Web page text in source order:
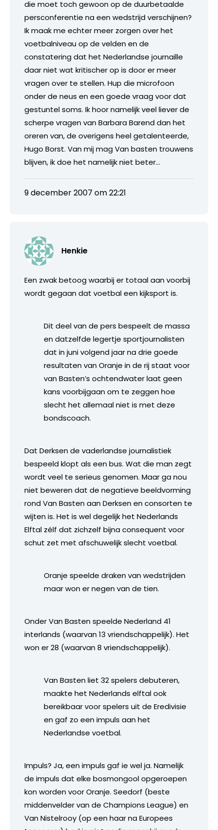
die moet toch gewoon op de duurbetaalde
persconferentie na een wedstrijd verschijnen?
Ik maak me echter meer zorgen over het
voetbalniveau op de velden en de
constatering dat het Nederlandse journaille
daar niet wat kritischer op is door er meer
vragen over te stellen. Hup die microfoon
onder de neus en een goede vraag voor dat
gestuntel soms. Ik hoor namelijk veel liever de
scherpe vragen van Barbara Barend dan het
oreren van, de overigens heel getalenteerde,
Hugo Borst. Van mij mag Van basten trouwens
blijven, ik doe het namelijk niet beter…
9 december 2007 om 22:21
Henkie
Een zwak betoog waarbij er totaal aan voorbij
wordt gegaan dat voetbal een kijksport is.
Dit deel van de pers bespeelt de massa
en datzelfde legertje sportjournalisten
dat in juni volgend jaar na drie goede
resultaten van Oranje in de rij staat voor
van Basten’s ochtendwater laat geen
kans voorbijgaan om te zeggen hoe
slecht het allemaal niet is met deze
bondscoach.
Dat Derksen de vaderlandse journalistiek
bespeeld klopt als een bus. Wat die man zegt
wordt veel te serieus genomen. Maar ga nou
niet beweren dat de negatieve beeldvorming
rond Van Basten aan Derksen en consorten te
wijten is. Het is wel degelijk het Nederlands
Elftal zélf dat zichzelf bijna consequent voor
schut zet met afschuwelijk slecht voetbal.
Oranje speelde draken van wedstrijden
maar won er negen van de tien.
Onder Van Basten speelde Nederland 41
interlands (waarvan 13 vriendschappelijk). Het
won er 28 (waarvan 8 vriendschappelijk).
Van Basten liet 32 spelers debuteren,
maakte het Nederlands elftal ook
bereikbaar voor spelers uit de Eredivisie
en gaf zo een impuls aan het
Nederlandse voetbal.
Impuls? Ja, een impuls gaf ie wel ja. Namelijk
de impuls dat elke bosmongool opgeroepen
kon worden voor Oranje. Seedorf (beste
middenvelder van de Champions League) en
Van Nistelrooy (op een haar na Europees